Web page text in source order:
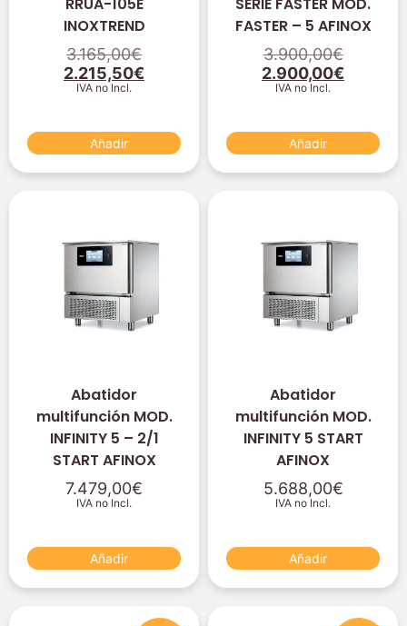
INOXTREND
3.165,00€
2.215,50€
IVA no Incl.
Añadir
FASTER – 5 AFINOX
3.900,00€
2.900,00€
IVA no Incl.
Añadir
Abatidor
multifunción MOD.
INFINITY 5 – 2/1
START AFINOX
7.479,00€
IVA no Incl.
Añadir
Abatidor
multifunción MOD.
INFINITY 5 START
AFINOX
5.688,00€
IVA no Incl.
Añadir